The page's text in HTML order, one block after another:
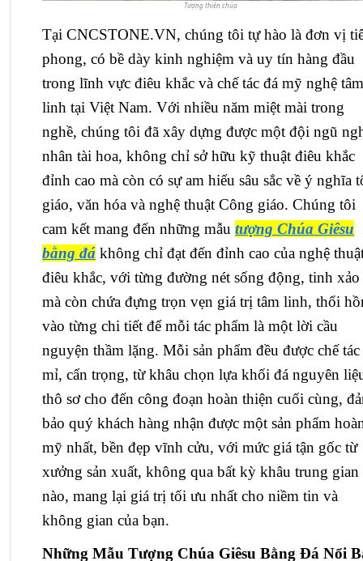
Tượng thiên chúa
Tại CNCSTONE.VN, chúng tôi tự hào là đơn vị
phong, có bề dày kinh nghiệm và uy tín hàng đầu
trong lĩnh vực điêu khắc và chế tác đá mỹ nghệ tâm
linh tại Việt Nam. Với nhiều năm miệt mài trong
nghề, chúng tôi đã xây dựng được một đội ngũ
nhân tài hoa, không chỉ sở hữu kỹ thuật điêu khắc
đỉnh cao mà còn có sự am hiểu sâu sắc về ý nghĩa
giáo, văn hóa và nghệ thuật Công giáo. Chúng tôi
cam kết mang đến những mẫu tượng Chúa Giêsu
bằng đá không chỉ đạt đến đỉnh cao của nghệ
điêu khắc, với từng đường nét sống động, tinh xảo
mà còn chứa đựng trọn vẹn giá trị tâm linh, thổi
vào từng chi tiết để mỗi tác phẩm là một lời cầu
nguyện thầm lặng. Mỗi sản phẩm đều được chế
mỉ, cẩn trọng, từ khâu chọn lựa khối đá nguyên
thô sơ cho đến công đoạn hoàn thiện cuối cùng,
bảo quý khách hàng nhận được một sản phẩm
mỹ nhất, bền đẹp vĩnh cửu, với mức giá tận gốc từ
xưởng sản xuất, không qua bất kỳ khâu trung gian
nào, mang lại giá trị tối ưu nhất cho niềm tin và
không gian của bạn.
Những Mẫu Tượng Chúa Giêsu Bằng Đá Nổi